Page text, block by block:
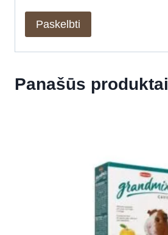
Panašūs produktai